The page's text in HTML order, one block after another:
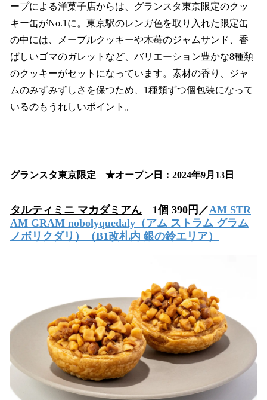
ープによる洋菓子店からは、グランスタ東京限定のクッ
キー缶がNo.1に。東京駅のレンガ色を取り入れた限定缶
の中には、メープルクッキーや木苺のジャムサンド、香
ばしいゴマのガレットなど、バリエーション豊かな8種類
のクッキーがセットになっています。素材の香り、ジャ
ムのみずみずしさを保つため、1種類ずつ個包装になって
いるのもうれしいポイント。
グランスタ東京限定 ★オープン日：2024年9月13日
タルティミニ マカダミアん 1個 390円／AM STR
AM GRAM nobolyquedaly （アム ストラム グラム
ノボリクダリ）（B1改札内 銀の鈴エリア）